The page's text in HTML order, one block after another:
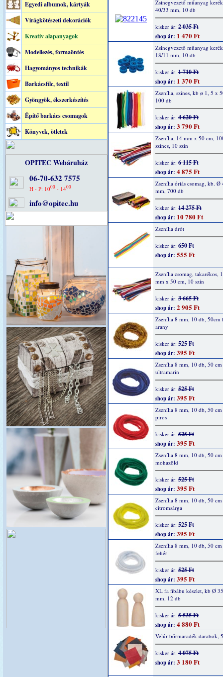
Egyedi albumok, kártyák
Virágkötészeti dekorációk
Kreatív alapanyagok
Modellezés, formaöntés
Hagyományos technikák
Barkácsfilc, textil
Gyöngyök, ékszerkészítés
Építő barkács csomagok
Könyvek, ötletek
OPITEC Webáruház
06-70-632 7575
H - P: 1000- 1400
info@opitec.hu
Zsinegvezető műanyag
40/33 mm, 10 db
kisker ár: 2 035 Ft
shop ár: 1 470 Ft
Zsinegvezető műanyag
18/11 mm, 10 db
kisker ár: 1 710 Ft
shop ár: 1 370 Ft
Zsenília, színes, kb ø 1, 5 x
100 db
kisker ár: 4 620 Ft
shop ár: 3 790 Ft
Zsenília, 14 mm x 50 cm,
színes, 10 szín
kisker ár: 6 115 Ft
shop ár: 4 875 Ft
Zsenília óriás csomag, kb. Ø
mm, 700 db
kisker ár: 14 275 Ft
shop ár: 10 780 Ft
Zsenília drót
kisker ár: 650 Ft
shop ár: 555 Ft
Zsenília csomag, takarékos,
mm x 50 cm, 10 szín
kisker ár: 3 665 Ft
shop ár: 2 905 Ft
Zsenília 8 mm, 10 db, 50cm
arany
kisker ár: 525 Ft
shop ár: 395 Ft
Zsenília 8 mm, 10 db, 50 cm
ultramarin
kisker ár: 525 Ft
shop ár: 395 Ft
Zsenília 8 mm, 10 db, 50 cm
piros
kisker ár: 525 Ft
shop ár: 395 Ft
Zsenília 8 mm, 10 db, 50 cm
mohazöld
kisker ár: 525 Ft
shop ár: 395 Ft
Zsenília 8 mm, 10 db, 50 cm
citromsárga
kisker ár: 525 Ft
shop ár: 395 Ft
Zsenília 8 mm, 10 db, 50 cm
fehér
kisker ár: 525 Ft
shop ár: 395 Ft
XL fa fibábu készlet, kb Ø
mm, 12 db
kisker ár: 5 535 Ft
shop ár: 4 880 Ft
Velúr bőrmaradék darabok,
kisker ár: 4 075 Ft
shop ár: 3 180 Ft